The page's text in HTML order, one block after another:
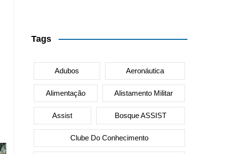
Tags
Adubos Aeronáutica
Alimentação Alistamento Militar
Assist Bosque ASSIST
Clube Do Conhecimento